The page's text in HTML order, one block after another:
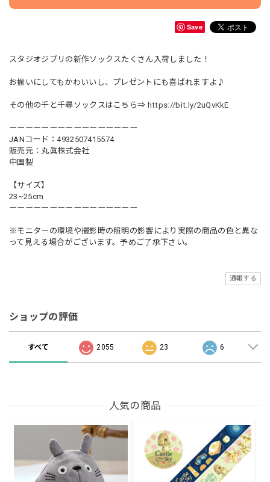
Save
スタジオジブリの新作ソックスたくさん入荷しました！
お揃いにしてもかわいいし、プレゼントにも喜ばれますよ♪
その他の千と千尋ソックスはこちら⇒ https://bit.ly/2uQvKkE
ーーーーーーーーーーーーーーーー
JANコード：4932507415574
販売元：丸眞株式会社
中国製
【サイズ】
23~25cm
ーーーーーーーーーーーーーーーー
※モニターの環境や撮影時の照明の影響により実際の商品の色と異な
って見える場合がございます。予めご了承下さい。
通報する
ショップの評価
すべて 2055 23 6
人気の商品